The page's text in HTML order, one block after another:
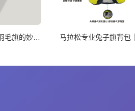
旗开得“盛”！定制羽毛旗的妙处知多少